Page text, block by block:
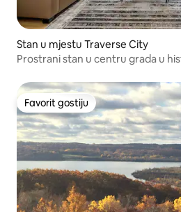
Stan u mjestu Traverse City
Prostrani stan u centru grada u
Favorit gostiju
Favorit gostiju